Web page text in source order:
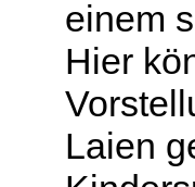
einem
Hier
Laien